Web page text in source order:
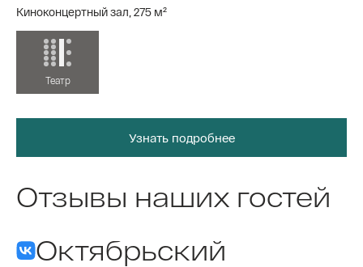
Киноконцертный зал, 275 м²
Театр
Узнать подробнее
Отзывы наших гостей
Октябрьский